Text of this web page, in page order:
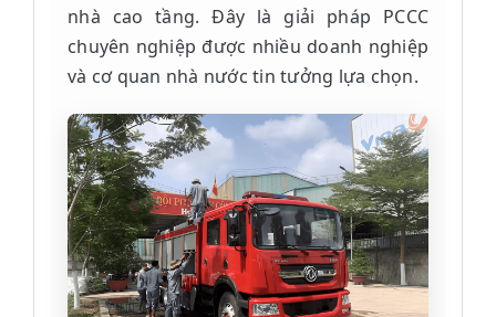
nhà cao tầng. Đây là giải pháp PCCC
chuyên nghiệp được nhiều doanh nghiệp
và cơ quan nhà nước tin tưởng lựa chọn.